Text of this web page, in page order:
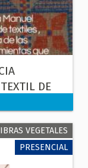
DE
VEGETALES
PRESENCIAL